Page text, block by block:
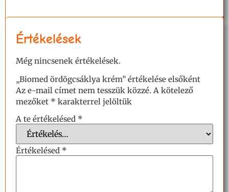
Értékelések
Még nincsenek értékelések.
„Biomed ördögcsáklya krém” értékelése elsőként
Az e-mail címet nem tesszük közzé. A kötelező
mezőket * karakterrel jelöltük
A te értékelésed *
Értékelésed *